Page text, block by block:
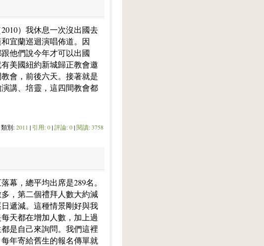
）我休息一次沒出國去
宜蘭巡迴演唱佈道。因
他們說今年才可以出國
美國紐約新城歸正教會邀
會，前後六天。接著就是
講、培靈，這四間教會都
類別:2011 | 引用: 0|評論: 0|閱讀: 3758
幕，總平均出席是289名。
，第二個禮拜人數大約減
遞減。這種情景剛好與我
天都在增加人數，加上過
是自己來詢問。我們這裡
年寄給舊生的報名傳單就